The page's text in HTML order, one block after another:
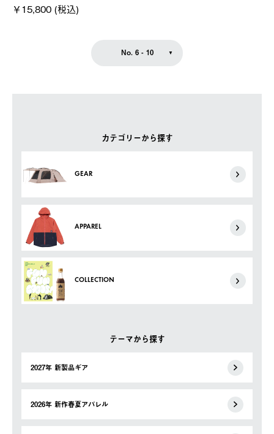
カテゴリーから探す
GEAR
APPAREL
COLLECTION
テーマから探す
2027年 新製品ギア
2026年 新作春夏アパレル
￥15,800 (税込)
No. 6 - 10